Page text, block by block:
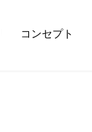
コンセプト